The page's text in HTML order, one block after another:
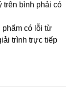
trên bình phải có
có lỗi từ
trình trực tiếp